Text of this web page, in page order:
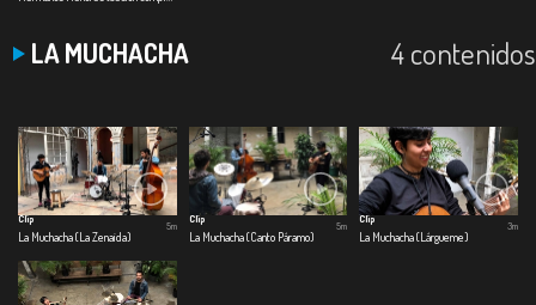
LA MUCHACHA 4 contenidos
Clip
La Muchacha (La Zenaida)
5m
Clip
La Muchacha (Canto Páramo)
5m
Clip
La Muchacha (Lárgueme)
3m